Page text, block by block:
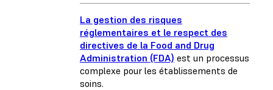
La gestion des risques
réglementaires et le respect des
directives de la Food and Drug
Administration (FDA) est un processus
complexe pour les établissements de
soins.